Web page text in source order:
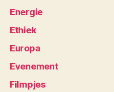
Energie
Ethiek
Europa
Evenement
Filmpjes